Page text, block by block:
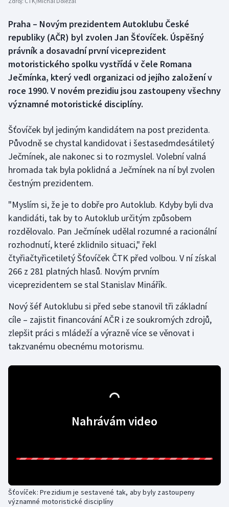
Biatlon
Boby a skeleton
Box
Curling
Dostihy
Florbal
Futsal
Golf
Gymnastika
Házená
Jezdectví
Judo
Krasobruslení
Lezení
Lyže a snowboard
Plážový volejbal
Aplikace ČT sport
AZ kvíz
Praha – Novým prezidentem Autoklubu České
republiky (AČR) byl zvolen Jan Šťovíček. Úspěšný
právník a dosavadní první viceprezident
motoristického spolku vystřídá v čele Romana
Ječmínka, který vedl organizaci od jejího založení v
roce 1990. V novém prezidiu jsou zastoupeny všechny
významné motoristické disciplíny.
Šťovíček byl jediným kandidátem na post prezidenta.
Původně se chystal kandidovat i šestasedmdesátiletý
Ječmínek, ale nakonec si to rozmyslel. Volební valná
hromada tak byla poklidná a Ječmínek na ní byl zvolen
čestným prezidentem.
"Myslím si, že je to dobře pro Autoklub. Kdyby byli dva
kandidáti, tak by to Autoklub určitým způsobem
rozdělovalo. Pan Ječmínek udělal rozumné a racionální
rozhodnutí, které zklidnilo situaci," řekl
čtyřiačtyřicetiletý Šťovíček ČTK před volbou. V ní získal
266 z 281 platných hlasů. Novým prvním
viceprezidentem se stal Stanislav Minářík.
Nový šéf Autoklubu si před sebe stanovil tři základní
cíle – zajistit financování AČR i ze soukromých zdrojů,
zlepšit práci s mládeží a výrazně více se věnovat i
takzvanému obecnému motorismu.
Nahrávám video
Šťovíček: Prezidium je sestavené tak, aby byly zastoupeny
významné motoristické disciplíny